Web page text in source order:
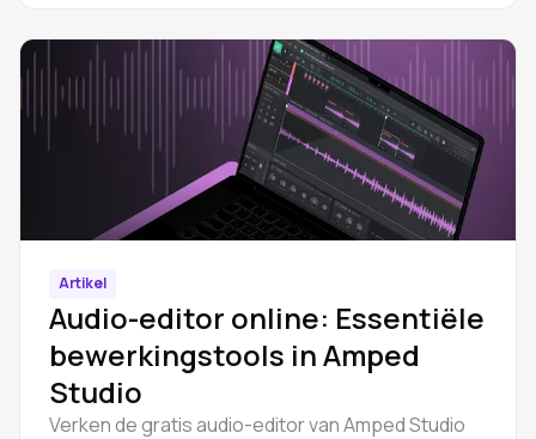
Artikel
Audio-editor online: Essentiële
bewerkingstools in Amped
Studio
Verken de gratis audio-editor van Amped Studio